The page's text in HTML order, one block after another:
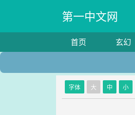
第一中文网
首页 玄幻
字体 大 中 小